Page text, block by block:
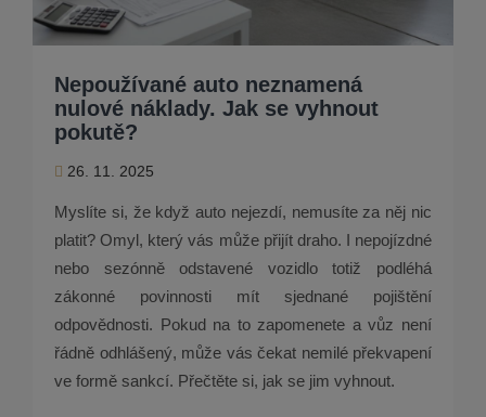
Nepoužívané auto neznamená
nulové náklady. Jak se vyhnout
pokutě?
26. 11. 2025
Myslíte si, že když auto nejezdí, nemusíte za něj nic
platit? Omyl, který vás může přijít draho. I nepojízdné
nebo sezónně odstavené vozidlo totiž podléhá
zákonné povinnosti mít sjednané pojištění
odpovědnosti. Pokud na to zapomenete a vůz není
řádně odhlášený, může vás čekat nemilé překvapení
ve formě sankcí. Přečtěte si, jak se jim vyhnout.